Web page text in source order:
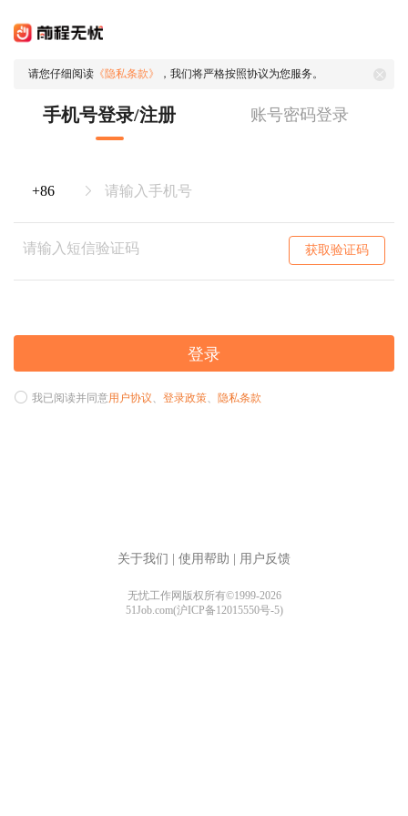
请您仔细阅读 《隐私条款》 ，我们将严格按照协议为您服务。
手机号登录/注册 账号密码登录
获取验证码
登录
我已阅读并同意用户协议、 登录政策、 隐私条款
关于我们 使用帮助 用户反馈
无忧工作网版权所有©1999-2026
51Job.com(沪ICP备12015550号-5)